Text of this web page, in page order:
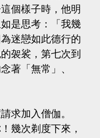
個樣子時，他明
是思考：「我幾
迷戀如此德行的
袈裟，第七次到
著「無常」、
加入僧伽。
次剃度下來，